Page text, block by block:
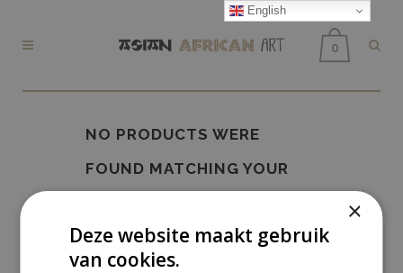
0
NO PRODUCTS WERE
FOUND MATCHING YOUR
English
×
Deze website maakt gebruik
van cookies.